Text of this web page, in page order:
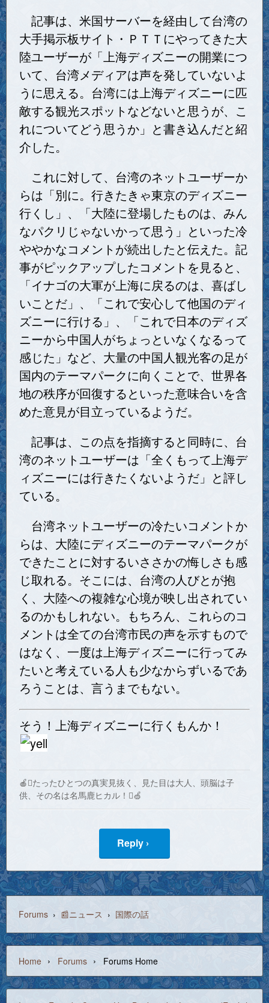
記事は、米国サーバーを経由して台湾の
大手掲示板サイト・ＰＴＴにやってきた大
陸ユーザーが「上海ディズニーの開業につ
いて、台湾メディアは声を発していないよ
うに思える。台湾には上海ディズニーに匹
敵する観光スポットなどないと思うが、こ
れについてどう思うか」と書き込んだと紹
介した。
これに対して、台湾のネットユーザーか
らは「別に。行きたきゃ東京のディズニー
行くし」、「大陸に登場したものは、みん
なパクリじゃないかって思う」といった冷
ややかなコメントが続出したと伝えた。記
事がピックアップしたコメントを見ると、
「イナゴの大軍が上海に戻るのは、喜ばし
いことだ」、「これで安心して他国のディ
ズニーに行ける」、「これで日本のディズ
ニーから中国人がちょっといなくなるって
感じた」など、大量の中国人観光客の足が
国内のテーマパークに向くことで、世界各
地の秩序が回復するといった意味合いを含
めた意見が目立っているようだ。
記事は、この点を指摘すると同時に、台
湾のネットユーザーは「全くもって上海デ
ィズニーには行きたくないようだ」と評し
ている。
台湾ネットユーザーの冷たいコメントか
らは、大陸にディズニーのテーマパークが
できたことに対するいささかの悔しさも感
じ取れる。そこには、台湾の人びとが抱
く、大陸への複雑な心境が映し出されてい
るのかもしれない。もちろん、これらのコ
メントは全ての台湾市民の声を示すもので
はなく、一度は上海ディズニーに行ってみ
たいと考えている人も少なからずいるであ
ろうことは、言うまでもない。
そう！上海ディズニーに行くもんか！
🍎たったひとつの真実見抜く、見た目は大人、頭脳は子
供、その名は名馬鹿ヒカル！🍏
Reply ›
Forums › 📰ニュース › 国際の話
Home › Forums › Forums Home